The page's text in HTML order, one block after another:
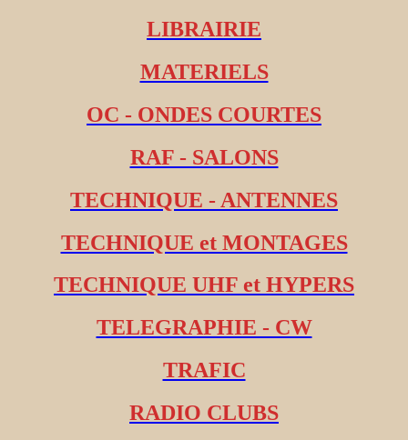
LIBRAIRIE
MATERIELS
OC - ONDES COURTES
RAF - SALONS
TECHNIQUE - ANTENNES
TECHNIQUE et MONTAGES
TECHNIQUE UHF et HYPERS
TELEGRAPHIE - CW
TRAFIC
RADIO CLUBS